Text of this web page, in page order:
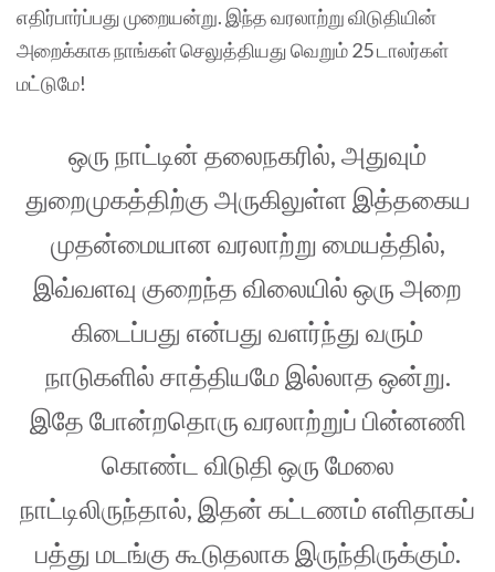
எதிர்பார்ப்பது முறையன்று. இந்த வரலாற்று விடுதியின்
அறைக்காக நாங்கள் செலுத்தியது வெறும் 25 டாலர்கள்
மட்டுமே!
ஒரு நாட்டின் தலைநகரில், அதுவும்
துறைமுகத்திற்கு அருகிலுள்ள இத்தகைய
முதன்மையான வரலாற்று மையத்தில்,
இவ்வளவு குறைந்த விலையில் ஒரு அறை
கிடைப்பது என்பது வளர்ந்து வரும்
நாடுகளில் சாத்தியமே இல்லாத ஒன்று.
இதே போன்றதொரு வரலாற்றுப் பின்னணி
கொண்ட விடுதி ஒரு மேலை
நாட்டிலிருந்தால், இதன் கட்டணம் எளிதாகப்
பத்து மடங்கு கூடுதலாக இருந்திருக்கும்.